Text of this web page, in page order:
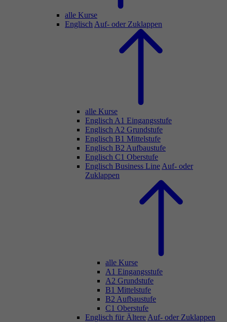
alle Kurse
Englisch Auf- oder Zuklappen
alle Kurse
Englisch A1 Eingangsstufe
Englisch A2 Grundstufe
Englisch B1 Mittelstufe
Englisch B2 Aufbaustufe
Englisch C1 Oberstufe
Englisch Business Line Auf- oder
Zuklappen
alle Kurse
A1 Eingangsstufe
A2 Grundstufe
B1 Mittelstufe
B2 Aufbaustufe
C1 Oberstufe
Englisch für Ältere Auf- oder Zuklappen